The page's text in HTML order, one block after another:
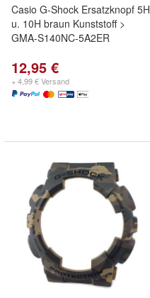
Casio G-Shock Ersatzknopf 5H
u. 10H braun Kunststoff >
GMA-S140NC-5A2ER
12,95 €
+ 4,99 € Versand